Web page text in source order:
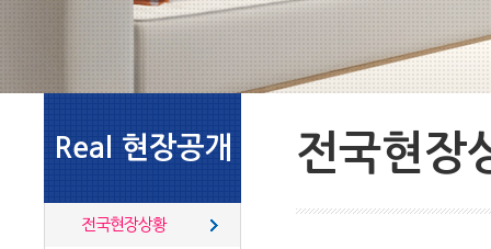
Real 현장공개
전국현장상황
전국현장